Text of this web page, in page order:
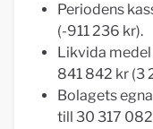
Periodens
(-911 236 kr).
Likvida
841 842 kr (3
Bolagets
till 30 317